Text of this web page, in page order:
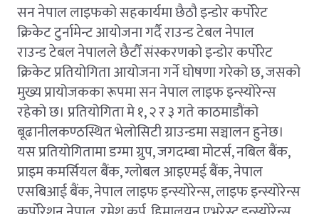
सन नेपाल लाइफको सहकार्यमा छैठौ इन्डोर कर्पोरेट
क्रिकेट टुर्नामेन्ट आयोजना गर्दै राउन्ड टेबल नेपाल
राउन्ड टेबल नेपालले छैटौँ संस्करणको इन्डोर कर्पोरेट
क्रिकेट प्रतियोगिता आयोजना गर्ने घोषणा गरेको छ, जसको
मुख्य प्रायोजकका रूपमा सन नेपाल लाइफ इन्स्योरेन्स
रहेको छ। प्रतियोगिता मे १, २ र ३ गते काठमाडौंको
बूढानीलकण्ठस्थित भेलोसिटी ग्राउन्डमा सञ्चालन हुनेछ।
यस प्रतियोगितामा डग्मा ग्रुप, जगदम्बा मोटर्स, नबिल बैंक,
प्राइम कमर्सियल बैंक, ग्लोबल आइएमई बैंक, नेपाल
एसबिआई बैंक, नेपाल लाइफ इन्स्योरेन्स, लाइफ इन्स्योरेन्स